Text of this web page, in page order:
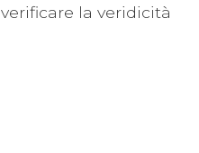
la veridicità